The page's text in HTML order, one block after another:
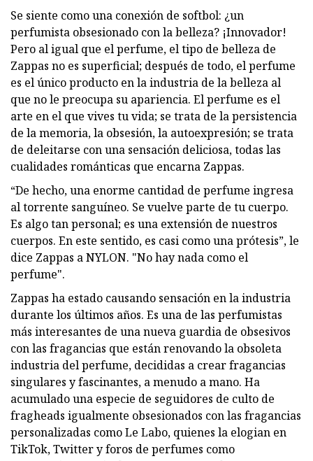
Se siente como una conexión de softbol: ¿un
perfumista obsesionado con la belleza? ¡Innovador!
Pero al igual que el perfume, el tipo de belleza de
Zappas no es superficial; después de todo, el perfume
es el único producto en la industria de la belleza al
que no le preocupa su apariencia. El perfume es el
arte en el que vives tu vida; se trata de la persistencia
de la memoria, la obsesión, la autoexpresión; se trata
de deleitarse con una sensación deliciosa, todas las
cualidades románticas que encarna Zappas.
“De hecho, una enorme cantidad de perfume ingresa
al torrente sanguíneo. Se vuelve parte de tu cuerpo.
Es algo tan personal; es una extensión de nuestros
cuerpos. En este sentido, es casi como una prótesis”, le
dice Zappas a NYLON. "No hay nada como el
perfume".
Zappas ha estado causando sensación en la industria
durante los últimos años. Es una de las perfumistas
más interesantes de una nueva guardia de obsesivos
con las fragancias que están renovando la obsoleta
industria del perfume, decididas a crear fragancias
singulares y fascinantes, a menudo a mano. Ha
acumulado una especie de seguidores de culto de
fragheads igualmente obsesionados con las fragancias
personalizadas como Le Labo, quienes la elogian en
TikTok, Twitter y foros de perfumes como